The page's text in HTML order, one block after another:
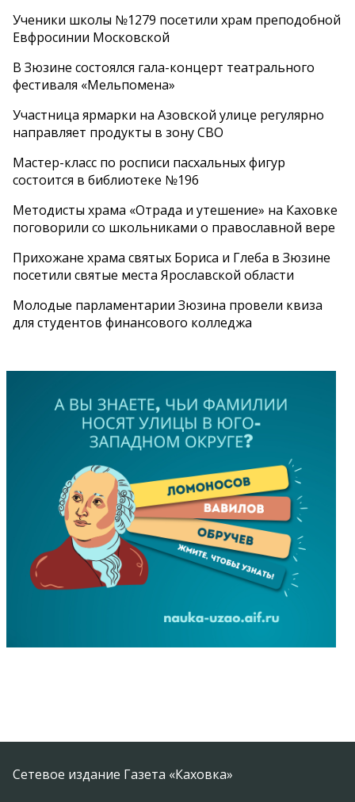
Ученики школы №1279 посетили храм преподобной
Евфросинии Московской
В Зюзине состоялся гала-концерт театрального
фестиваля «Мельпомена»
Участница ярмарки на Азовской улице регулярно
направляет продукты в зону СВО
Мастер-класс по росписи пасхальных фигур
состоится в библиотеке №196
Методисты храма «Отрада и утешение» на Каховке
поговорили со школьниками о православной вере
Прихожане храма святых Бориса и Глеба в Зюзине
посетили святые места Ярославской области
Молодые парламентарии Зюзина провели квиза
для студентов финансового колледжа
Сетевое издание Газета «Каховка»